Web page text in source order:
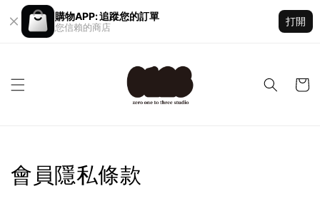
購物APP: 追蹤您的訂單
您信賴的商店
打開
會員隱私條款